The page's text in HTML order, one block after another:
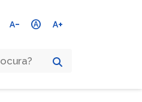
text_decrease hdr_auto text_increase